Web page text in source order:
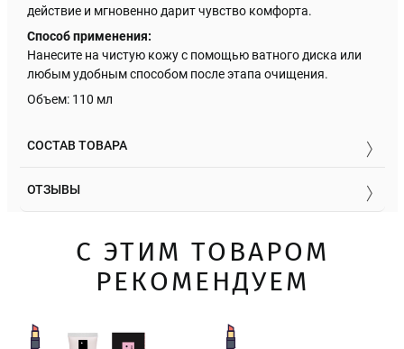
действие и мгновенно дарит чувство комфорта.
Способ применения:
Нанесите на чистую кожу с помощью ватного диска или
любым удобным способом после этапа очищения.
Объем: 110 мл
СОСТАВ ТОВАРА
ОТЗЫВЫ
С ЭТИМ ТОВАРОМ
РЕКОМЕНДУЕМ